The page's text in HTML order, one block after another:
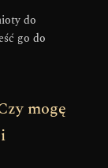
do
go do
mogę